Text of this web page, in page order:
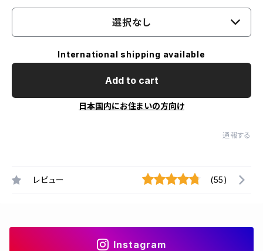
選択なし
International shipping available
Add to cart
日本国内にお住まいの方向け
通報する
レビュー (55)
Instagram